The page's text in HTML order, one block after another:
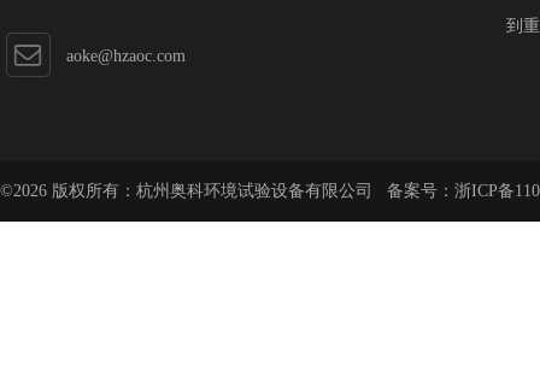
aoke@hzaoc.com
到
©2026 版权所有：杭州奥科环境试验设备有限公司 备案号： 浙ICP备